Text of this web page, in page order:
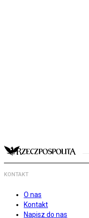
KONTAKT
O nas
Kontakt
Napisz do nas